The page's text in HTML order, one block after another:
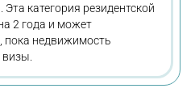
категория резидентской
2 года и может
пока недвижимость